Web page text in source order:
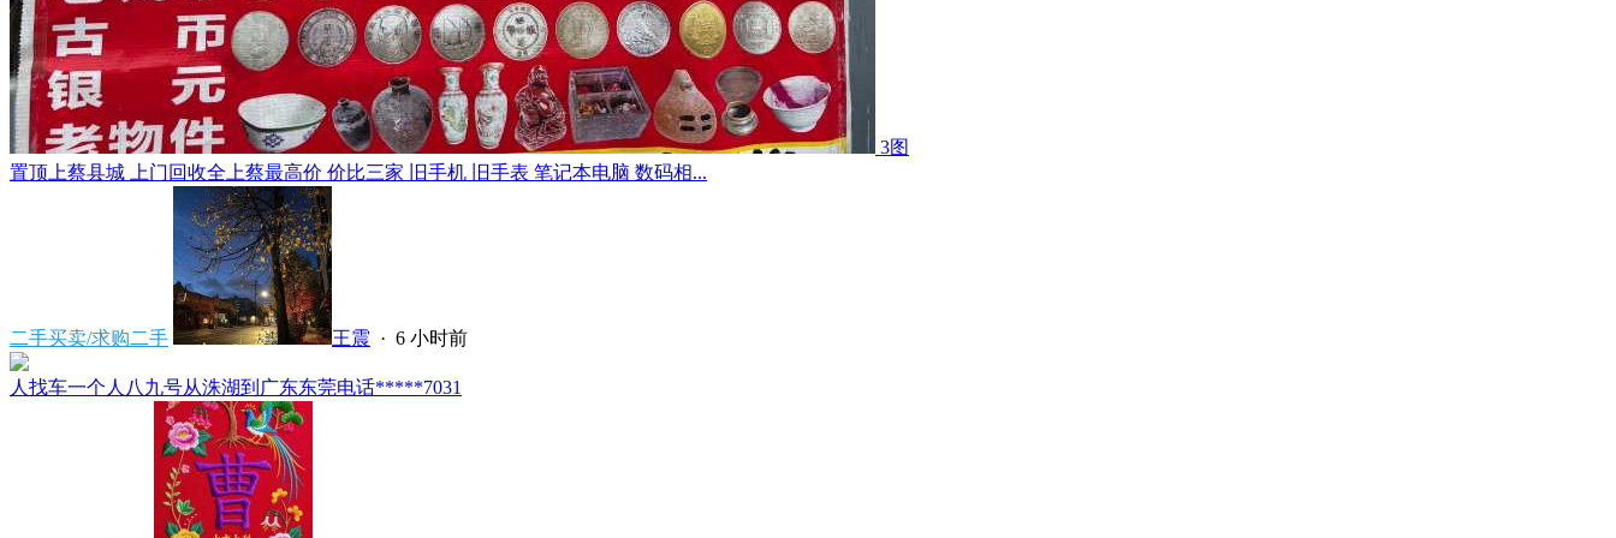
3图
置顶 上蔡县城 上门回收全上蔡最高价 价比三家 旧手机 旧手表 笔记本电脑 数码相...
二手买卖/求购二手 王震 · 6 小时前
人找车一个人八九号从洙湖到广东东莞电话*****7031